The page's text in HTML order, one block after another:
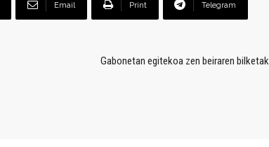
Email Print Telegram
Gabonetan egitekoa zen beiraren